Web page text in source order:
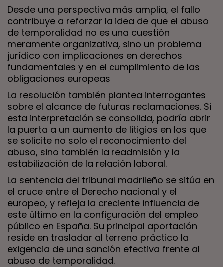
Desde una perspectiva más amplia, el fallo
contribuye a reforzar la idea de que el abuso
de temporalidad no es una cuestión
meramente organizativa, sino un problema
jurídico con implicaciones en derechos
fundamentales y en el cumplimiento de las
obligaciones europeas.
La resolución también plantea interrogantes
sobre el alcance de futuras reclamaciones. Si
esta interpretación se consolida, podría abrir
la puerta a un aumento de litigios en los que
se solicite no solo el reconocimiento del
abuso, sino también la readmisión y la
estabilización de la relación laboral.
La sentencia del tribunal madrileño se sitúa en
el cruce entre el Derecho nacional y el
europeo, y refleja la creciente influencia de
este último en la configuración del empleo
público en España. Su principal aportación
reside en trasladar al terreno práctico la
exigencia de una sanción efectiva frente al
abuso de temporalidad.